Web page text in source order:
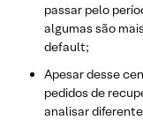
passar pelo
algumas são
default;
Apesar desse
pedidos de
analisar